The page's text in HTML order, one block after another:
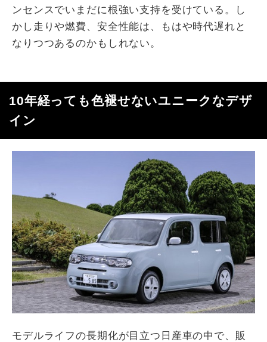
ンセンスでいまだに根強い支持を受けている。し
かし走りや燃費、安全性能は、もはや時代遅れと
なりつつあるのかもしれない。
10年経っても色褪せないユニークなデザ
イン
モデルライフの長期化が目立つ日産車の中で、販